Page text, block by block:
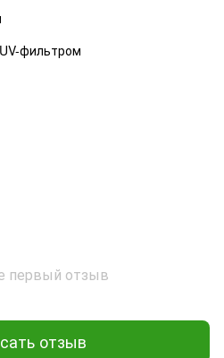
фильтром
первый отзыв
отзыв